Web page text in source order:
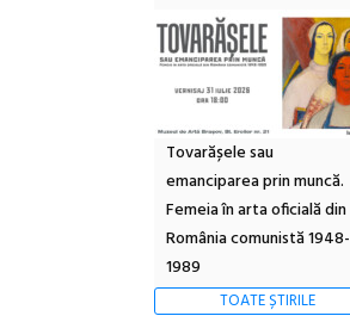
Tovarășele sau
emanciparea prin muncă.
Femeia în arta oficială din
România comunistă 1948-
1989
TOATE ȘTIRILE